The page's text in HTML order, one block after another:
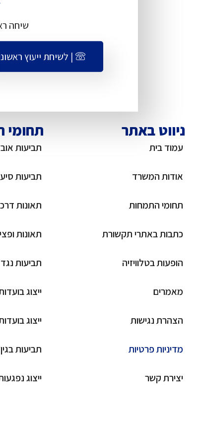
שיחה
| לשיחת ייעוץ
ניווט באתר
עמוד בית
אודות המשרד
תחומי התמחות
כתבות באתרי תקשורת
הופעות בטלוויזיה
מאמרים
הצהרת נגישות
מדיניות פרטיות
יצירת קשר
תחומי
תביעות
תביעות
תאונות
תאונות
תביעות
ייצוג
ייצוג
תביעות
ייצוג